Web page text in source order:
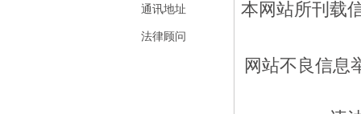
通讯地址
法律顾问
本网站所刊载
网站不良信息